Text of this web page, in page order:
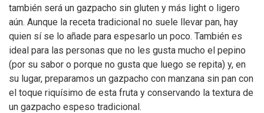
también será un gazpacho sin gluten y más light o ligero
aún. Aunque la receta tradicional no suele llevar pan, hay
quien sí se lo añade para espesarlo un poco. También es
ideal para las personas que no les gusta mucho el pepino
(por su sabor o porque no gusta que luego se repita) y, en
su lugar, preparamos un gazpacho con manzana sin pan con
el toque riquísimo de esta fruta y conservando la textura de
un gazpacho espeso tradicional.